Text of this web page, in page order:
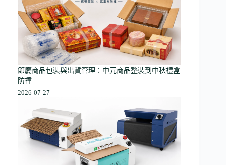
節慶商品包裝與出貨管理：中元商品整裝到中秋禮盒
防撞
2026-07-27